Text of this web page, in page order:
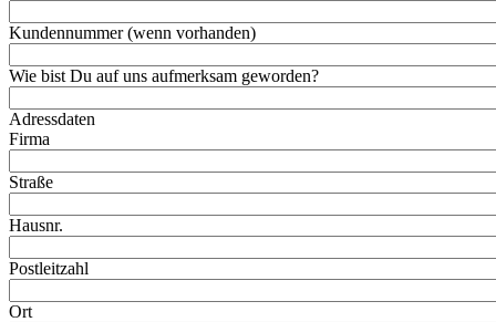
Kundennummer (wenn vorhanden)
Wie bist Du auf uns aufmerksam geworden?
Adressdaten
Firma
Straße
Hausnr.
Postleitzahl
Ort